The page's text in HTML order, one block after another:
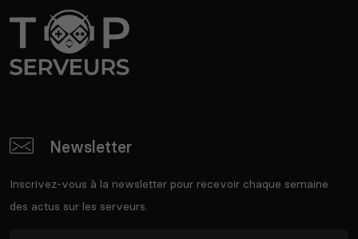
Newsletter
Inscrivez-vous à la newsletter pour recevoir chaque semaine
des actus sur les serveurs.